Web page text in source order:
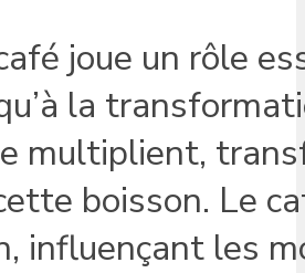
joue un rôle
la
multiplient,
boisson. Le
influençant les